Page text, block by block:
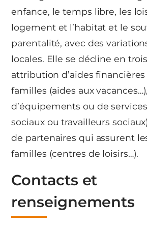
enfance, le temps libre, les
logement et l’habitat et le
parentalité, avec des
locales. Elle se décline en
attribution d’aides
familles (aides aux
d’équipements ou de
sociaux ou travailleurs
de partenaires qui assurent
familles (centres de loisirs…).
Contacts et
renseignements